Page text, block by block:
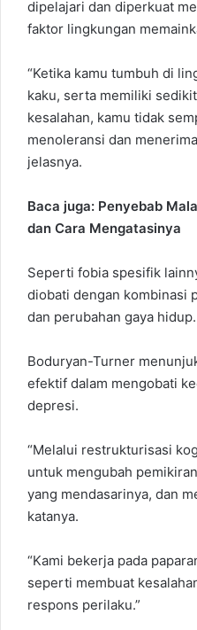
dipelajari dan diperkuat
faktor lingkungan
“Ketika kamu tumbuh di
kaku, serta memiliki
kesalahan, kamu tidak
menoleransi dan
jelasnya.
Baca juga: Penyebab
dan Cara Mengatasinya
Seperti fobia spesifik
diobati dengan kombinasi
dan perubahan gaya hidup.
Boduryan-Turner
efektif dalam mengobati
depresi.
“Melalui restrukturisasi
untuk mengubah
yang mendasarinya, dan
katanya.
“Kami bekerja pada
seperti membuat
respons perilaku.”